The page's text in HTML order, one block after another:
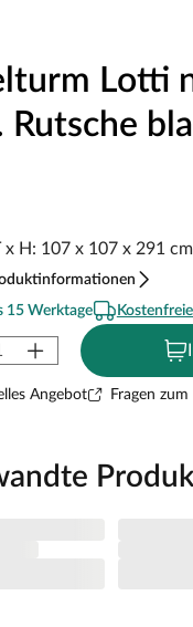
Lotti
Rutsche
x H: 107 x 107 x 291 cm
15 Werktage
Angebot Fragen